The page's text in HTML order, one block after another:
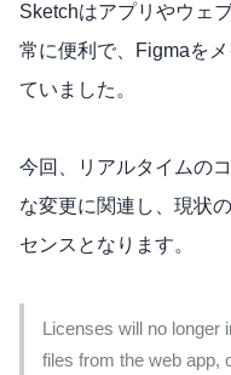
Sketchはアプリやウェ
常に便利で、Figmaを
ていました。
今回、リアルタイムの
な変更に関連し、現状
センスとなります。
Licenses will no longer
files from the web app,